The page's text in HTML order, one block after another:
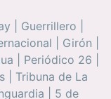
Guerrillero
Girón
Periódico 26
Tribuna de La
5 de